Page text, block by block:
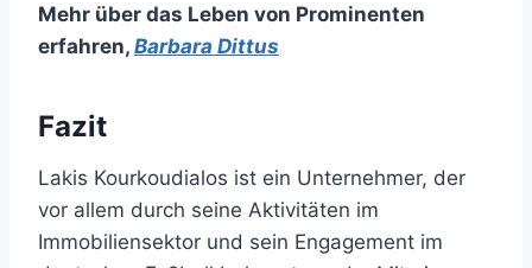
Mehr über das Leben von Prominenten
erfahren, Barbara Dittus
Fazit
Lakis Kourkoudialos ist ein Unternehmer, der
vor allem durch seine Aktivitäten im
Immobiliensektor und sein Engagement im